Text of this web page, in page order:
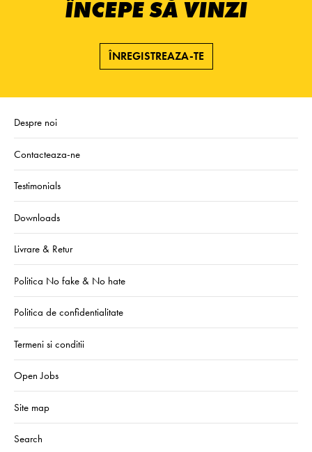
ÎNCEPE SĂ VINZI
ÎNREGISTREAZA-TE
Despre noi
Contacteaza-ne
Testimonials
Downloads
Livrare & Retur
Politica No fake & No hate
Politica de confidentialitate
Termeni si conditii
Open Jobs
Site map
Search